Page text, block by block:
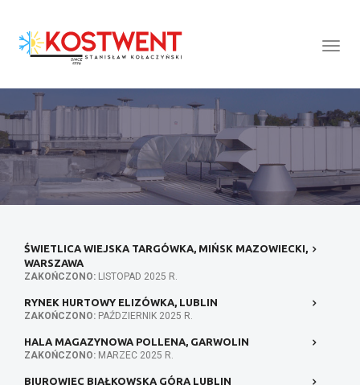
ŚWIETLICA WIEJSKA TARGÓWKA, MIŃSK MAZOWIECKI,
WARSZAWA
ZAKOŃCZONO: LISTOPAD 2025 R.
RYNEK HURTOWY ELIZÓWKA, LUBLIN
ZAKOŃCZONO: PAŹDZIERNIK 2025 R.
HALA MAGAZYNOWA POLLENA, GARWOLIN
ZAKOŃCZONO: MARZEC 2025 R.
BIUROWIEC BIAŁKOWSKA GÓRA LUBLIN